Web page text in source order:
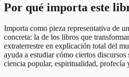
Por qué importa este
Importa como pieza representativa de
concreta: la de los libros que
extraterrestre en explicación total del
ayuda a estudiar cómo ciertos
ciencia popular, espiritualidad, profecía